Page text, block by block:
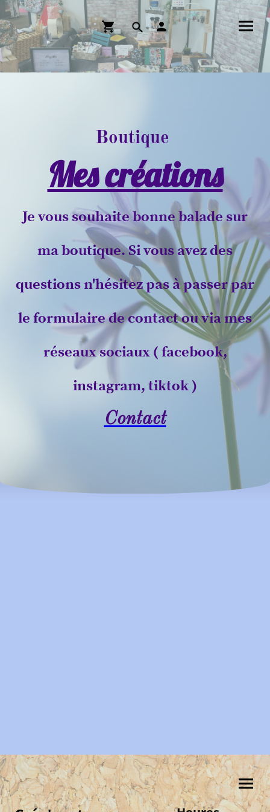
Boutique
Mes créations
Je vous souhaite bonne balade sur
ma boutique. Si vous avez des
questions n'hésitez pas à passer par
le formulaire de contact ou via mes
réseaux sociaux ( facebook,
instagram, tiktok )
Contact